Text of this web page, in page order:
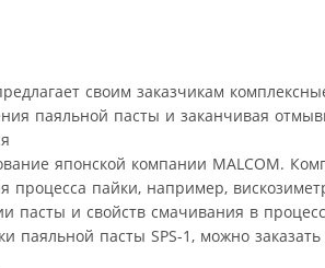
своим заказчикам
паяльной пасты и заканчивая
японской компании MALCOM.
процесса пайки, например,
пасты и свойств смачивания в
паяльной пасты SPS-1, можно